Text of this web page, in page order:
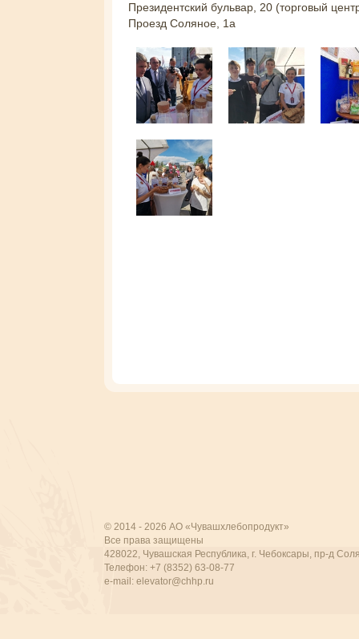
Президентский бульвар, 20 (торговый
Проезд Соляное, 1а
© 2014 - 2026 АО «Чувашхлебопродукт»
Все права защищены
428022, Чувашская Республика, г. Чебоксары, пр-д
Телефон: +7 (8352) 63-08-77
e-mail: elevator@chhp.ru